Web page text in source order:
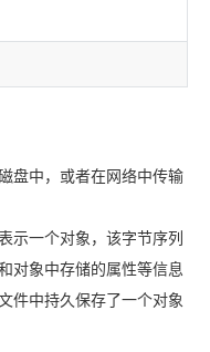
盘中，或者在网络中传输
示一个对象，该字节序列
对象中存储的属性等信息
件中持久保存了一个对象